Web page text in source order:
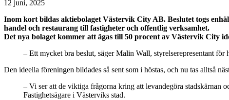
12 juni, 2025
Inom kort bildas aktiebolaget Västervik City AB. Beslutet togs
handel och restaurang till fastigheter och offentlig verksamhet.
Det nya bolaget kommer att ägas till 50 procent av Västervik City
– Ett mycket bra beslut, säger Malin Wall, styrelserepresentant
Den ideella föreningen bildades så sent som i höstas, och nu tas alltså
– Vi ser att de viktiga frågorna kring att levandegöra stadskärnan
Fastighetsägare i Västerviks stad.